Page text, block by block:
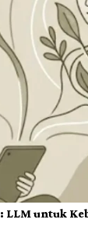
LLM untuk